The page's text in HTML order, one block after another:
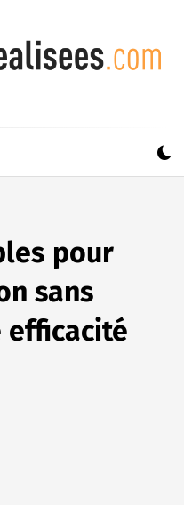
pour
sans
efficacité